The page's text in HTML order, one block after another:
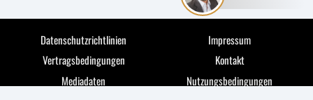
Datenschutzrichtlinien
Impressum
Vertragsbedingungen
Kontakt
Mediadaten
Nutzungsbedingungen